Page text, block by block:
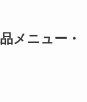
メニュー・